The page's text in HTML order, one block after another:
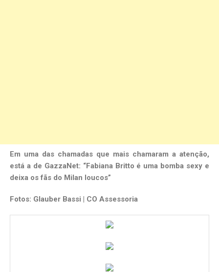
Em uma das chamadas que mais chamaram a atenção,
está a de GazzaNet: “Fabiana Britto é uma bomba sexy e
deixa os fãs do Milan loucos”
Fotos: Glauber Bassi | CO Assessoria